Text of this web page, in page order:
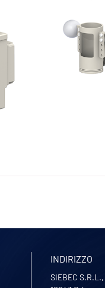
INDIRIZZO
SIEBEC